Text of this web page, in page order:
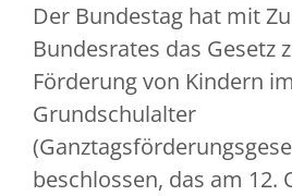
Der Bundestag hat mit
Bundesrates das Gesetz
Förderung von Kindern im
Grundschulalter
beschlossen, das am 12.